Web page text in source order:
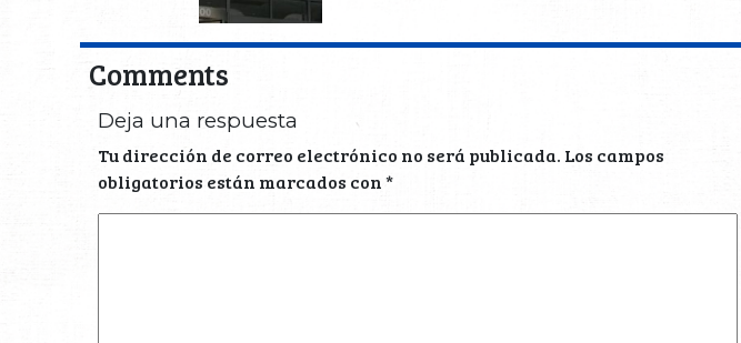
Comments
Deja una respuesta
Tu dirección de correo electrónico no será publicada. Los campos
obligatorios están marcados con*